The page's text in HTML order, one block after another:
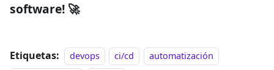
software! 🚀
Etiquetas: devops ci/cd
automatización